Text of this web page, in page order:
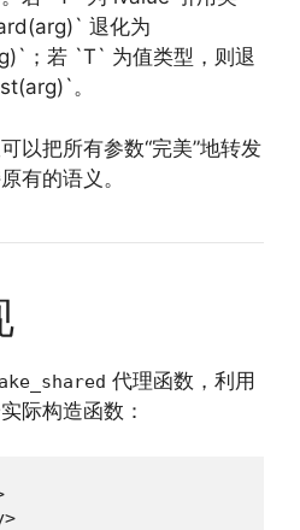
退化为
；若 `T` 为值类型，则退
。
以把所有参数“完美”地转发
有的语义。
代理函数，利用
际构造函数：